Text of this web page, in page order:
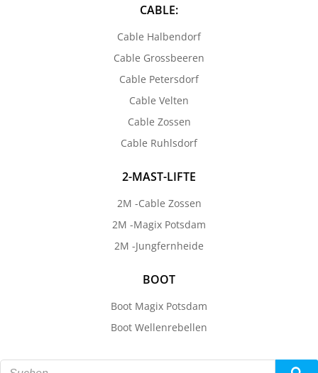
CABLE:
Cable Halbendorf
Cable Grossbeeren
Cable Petersdorf
Cable Velten
Cable Zossen
Cable Ruhlsdorf
2-MAST-LIFTE
2M -Cable Zossen
2M -Magix Potsdam
2M -Jungfernheide
BOOT
Boot Magix Potsdam
Boot Wellenrebellen